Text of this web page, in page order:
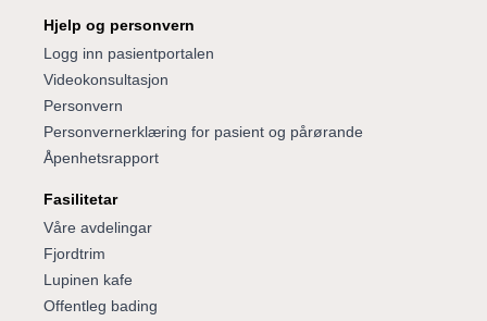
Hjelp og personvern
Logg inn pasientportalen
Videokonsultasjon
Personvern
Personvernerklæring for pasient og pårørande
Åpenhetsrapport
Fasilitetar
Våre avdelingar
Fjordtrim
Lupinen kafe
Offentleg bading